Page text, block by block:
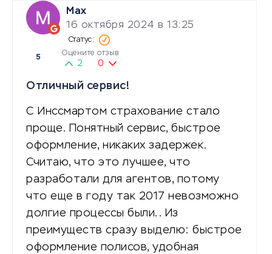
Max
16 октября 2024 в 13:25
5
Оцените отзыв
2 0
Отличный сервис!
С Инссмартом страхование стало
проще. Понятный сервис, быстрое
оформление, никаких задержек.
Считаю, что это лучшее, что
разработали для агентов, потому
что еще в году так 2017 невозможно
долгие процессы были.. Из
преимуществ сразу выделю: быстрое
оформление полисов, удобная